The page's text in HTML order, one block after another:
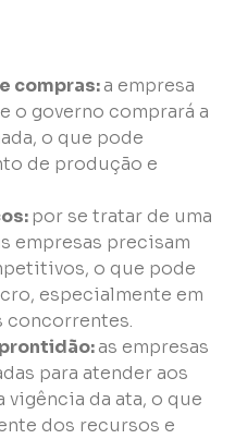
compras:a empresa
o governo comprará a
o que pode
de produção e
por se tratar de uma
empresas precisam
o que pode
especialmente em
concorrentes.
as empresas
para atender aos
da ata, o que
dos recursos e